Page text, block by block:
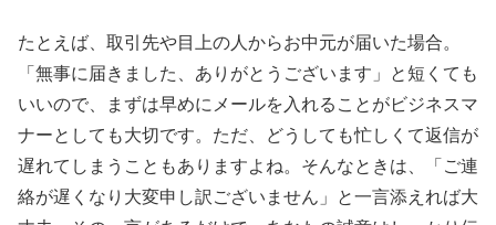
たとえば、取引先や目上の人からお中元が届いた場合。
「無事に届きました、ありがとうございます」と短くても
いいので、まずは早めにメールを入れることがビジネスマ
ナーとしても大切です。ただ、どうしても忙しくて返信が
遅れてしまうこともありますよね。そんなときは、「ご連
絡が遅くなり大変申し訳ございません」と一言添えれば大